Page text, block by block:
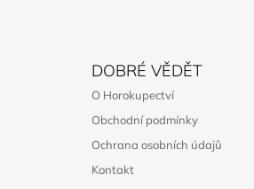
DOBRÉ VĚDĚT
O Horokupectví
Obchodní podmínky
Ochrana osobních údajů
Kontakt